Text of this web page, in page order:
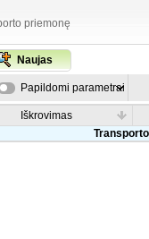
priemonę
Naujas
Papildomi parametrai
Iškrovimas